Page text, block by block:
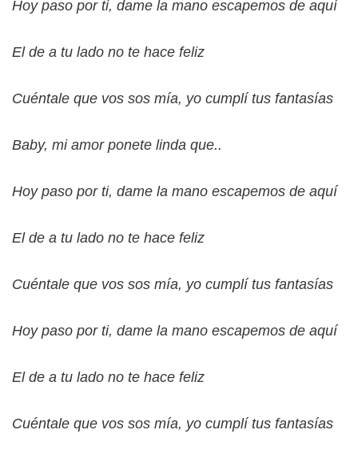
Hoy paso por ti, dame la mano escapemos de aquí
El de a tu lado no te hace feliz
Cuéntale que vos sos mía, yo cumplí tus fantasías
Baby, mi amor ponete linda que..
Hoy paso por ti, dame la mano escapemos de aquí
El de a tu lado no te hace feliz
Cuéntale que vos sos mía, yo cumplí tus fantasías
Hoy paso por ti, dame la mano escapemos de aquí
El de a tu lado no te hace feliz
Cuéntale que vos sos mía, yo cumplí tus fantasías